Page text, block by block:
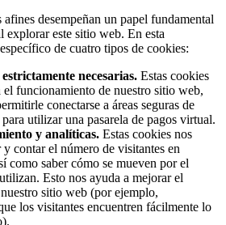
desempeñan un papel fundamental
explorar este sitio web. En esta
de cuatro tipos de cookies:
necesarias. Estas cookies
el funcionamiento de nuestro sitio web,
conectarse a áreas seguras de
utilizar una pasarela de pagos virtual.
y analíticas. Estas cookies nos
contar el número de visitantes en
como saber cómo se mueven por el
Esto nos ayuda a mejorar el
sitio web (por ejemplo,
los visitantes encuentren fácilmente lo